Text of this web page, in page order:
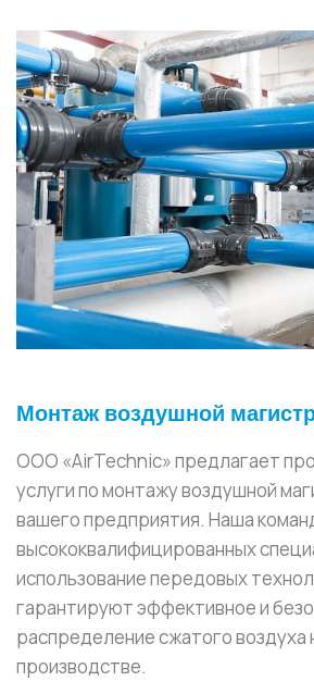
Монтаж воздушной
ООО «AirTechnic» предлагает
услуги по монтажу воздушной
вашего предприятия. Наша
высококвалифицированных
использование передовых
гарантируют эффективное и
распределение сжатого воздуха
производстве.